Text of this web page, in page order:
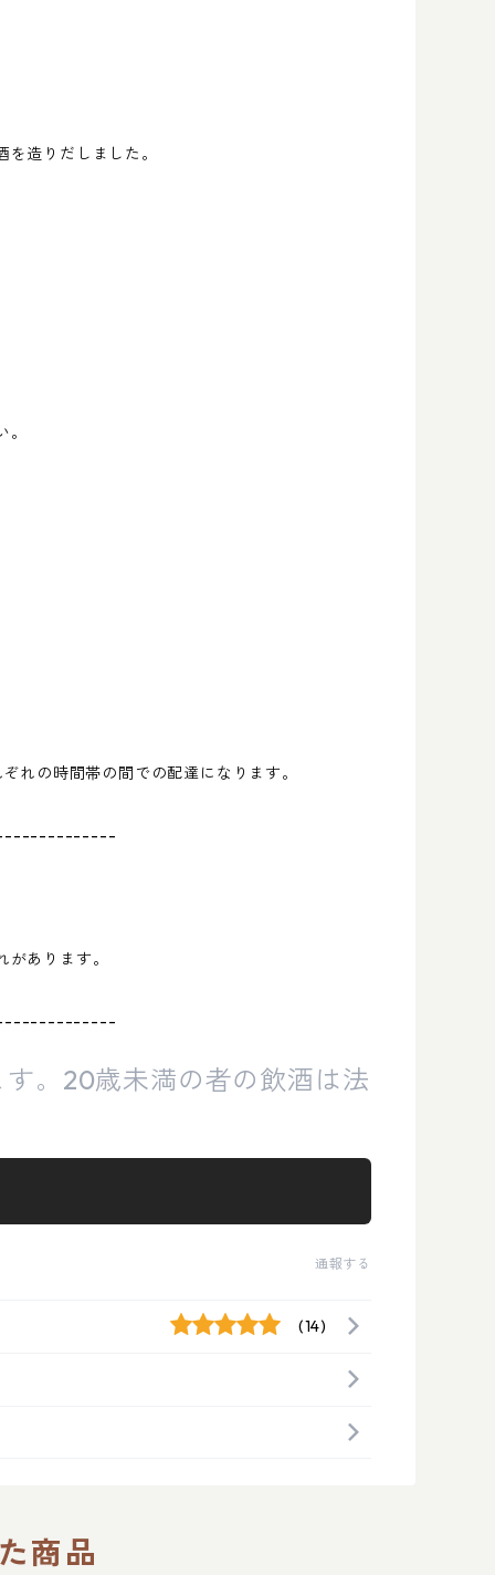
造りだしました。
れの時間帯の間での配達になります。
あります。
。20歳未満の者の飲酒は法
通報する
(14)
商品